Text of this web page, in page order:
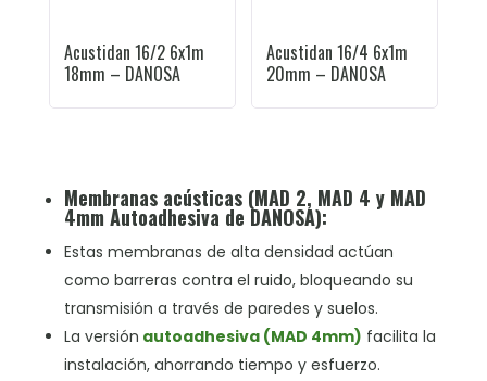
Acustidan 16/2 6x1m
18mm – DANOSA
Acustidan 16/4 6x1m
20mm – DANOSA
Membranas acústicas (MAD 2, MAD 4 y MAD
4mm Autoadhesiva de DANOSA):
Estas membranas de alta densidad actúan
como barreras contra el ruido, bloqueando su
transmisión a través de paredes y suelos.
La versión autoadhesiva (MAD 4mm) facilita la
instalación, ahorrando tiempo y esfuerzo.